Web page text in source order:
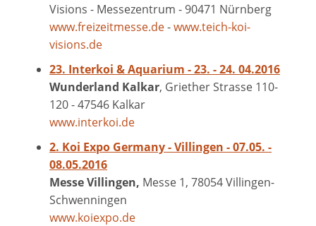
Visions - Messezentrum - 90471 Nürnberg
www.freizeitmesse.de-www.teich-koi-
visions.de
23. Interkoi & Aquarium - 23. - 24. 04.2016
Wunderland Kalkar, Griether Strasse 110-
120 - 47546 Kalkar
www.interkoi.de
2. Koi Expo Germany - Villingen - 07.05. -
08.05.2016
Messe Villingen, Messe 1, 78054 Villingen-
Schwenningen
www.koiexpo.de